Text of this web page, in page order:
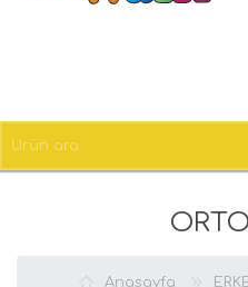
Anasayfa